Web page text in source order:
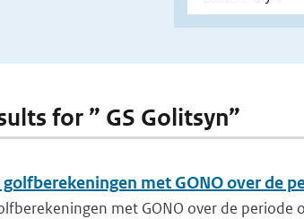
for ” GS Golitsyn”
golfberekeningen met GONO over de
met GONO over de